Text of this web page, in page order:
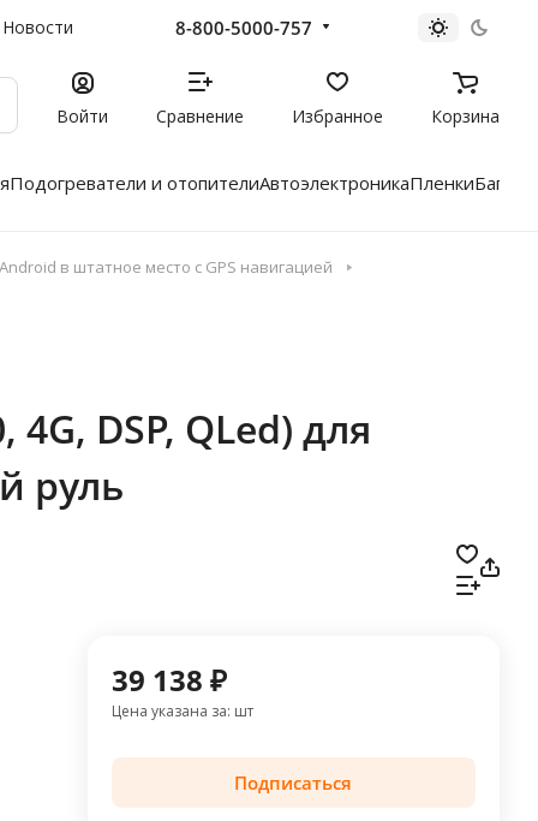
Новости 8-800-5000-757
Войти Сравнение Избранное Корзина
Подогреватели и отопителиАвтоэлектроникаПленки
в штатное место с GPS навигацией
DSP, QLed) для
руль
39 138 ₽
Цена указана за: шт
Подписаться